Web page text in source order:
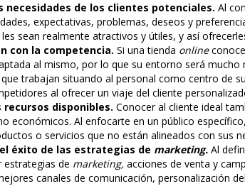
necesidades de los clientes potenciales. Al
expectativas, problemas, deseos y
sean realmente atractivos y útiles, y así
con la competencia. Si una tienda online
al mismo, por lo que su entorno será mucho
trabajan situando al personal como centro de
al ofrecer un viaje del cliente
recursos disponibles. Conocer al cliente ideal
económicos. Al enfocarte en un público
o servicios que no están alineados con sus
éxito de las estrategias de marketing. Al
estrategias de marketing, acciones de venta y
canales de comunicación, personalización